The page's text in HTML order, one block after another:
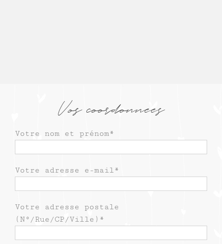
Vos coordonnées
Votre nom et prénom*
Votre adresse e-mail*
Votre adresse postale
(N°/Rue/CP/Ville)*